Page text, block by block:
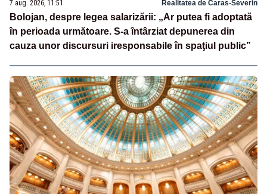
7 aug. 2026, 11:51 Realitatea de Caras-Severin
Bolojan, despre legea salarizării: „Ar putea fi adoptată
în perioada următoare. S-a întârziat depunerea din
cauza unor discursuri iresponsabile în spaţiul public”